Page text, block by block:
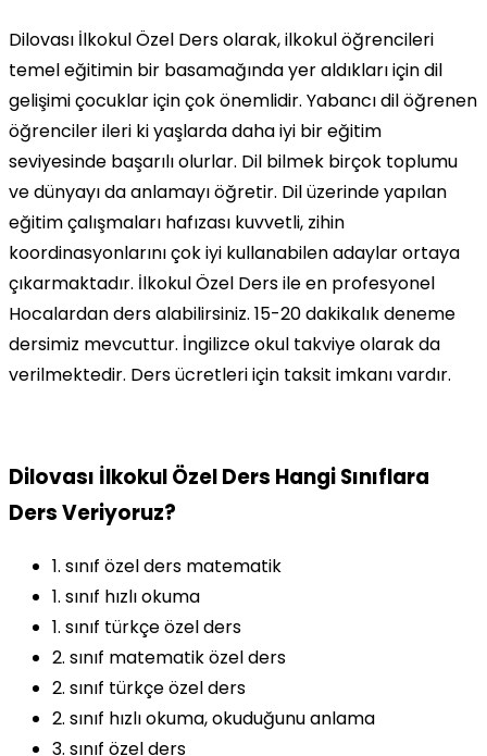
Dilovası İlkokul Özel Ders olarak, ilkokul öğrencileri
temel eğitimin bir basamağında yer aldıkları için dil
gelişimi çocuklar için çok önemlidir. Yabancı dil öğrenen
öğrenciler ileri ki yaşlarda daha iyi bir eğitim
seviyesinde başarılı olurlar. Dil bilmek birçok toplumu
ve dünyayı da anlamayı öğretir. Dil üzerinde yapılan
eğitim çalışmaları hafızası kuvvetli, zihin
koordinasyonlarını çok iyi kullanabilen adaylar ortaya
çıkarmaktadır. İlkokul Özel Ders ile en profesyonel
Hocalardan ders alabilirsiniz. 15-20 dakikalık deneme
dersimiz mevcuttur. İngilizce okul takviye olarak da
verilmektedir. Ders ücretleri için taksit imkanı vardır.
Dilovası İlkokul Özel Ders Hangi Sınıflara
Ders Veriyoruz?
1. sınıf özel ders matematik
1. sınıf hızlı okuma
1. sınıf türkçe özel ders
2. sınıf matematik özel ders
2. sınıf türkçe özel ders
2. sınıf hızlı okuma, okuduğunu anlama
3. sınıf özel ders